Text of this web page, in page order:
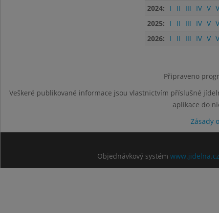
2024:
I II III IV V
2025:
I II III IV V
2026:
I II III IV V
Připraveno
Veškeré publikované informace jsou vlastnictvím příslušné
aplikace do
Zásady
Objednávkový systém www.jidelna.cz